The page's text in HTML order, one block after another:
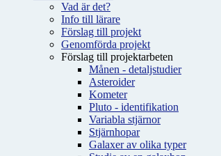
Vad är det?
Info till lärare
Förslag till projekt
Genomförda projekt
Förslag till projektarbeten
Månen - detaljstudier
Asteroider
Kometer
Pluto - identifikation
Variabla stjärnor
Stjärnhopar
Galaxer av olika typer